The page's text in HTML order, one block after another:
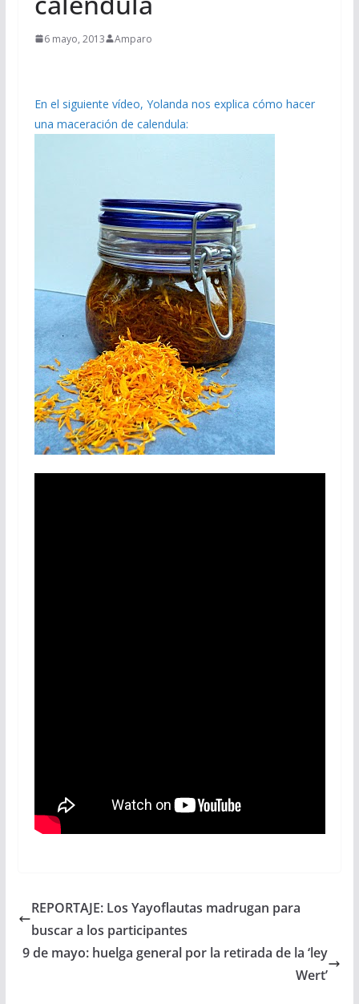
6 mayo, 2013 Amparo
En el siguiente vídeo, Yolanda nos explica cómo hacer
una maceración de calendula:
REPORTAJE: Los Yayoflautas madrugan para
buscar a los participantes
9 de mayo: huelga general por la retirada de la ‘ley
Wert’